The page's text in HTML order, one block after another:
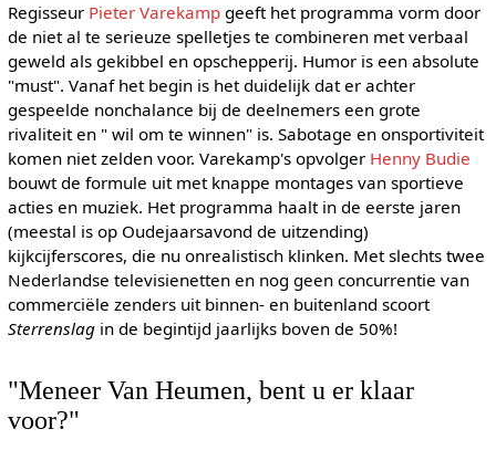
Regisseur Pieter Varekampgeeft het programma vorm door
de niet al te serieuze spelletjes te combineren met verbaal
geweld als gekibbel en opschepperij. Humor is een absolute
"must". Vanaf het begin is het duidelijk dat er achter
gespeelde nonchalance bij de deelnemers een grote
rivaliteit en " wil om te winnen" is. Sabotage en onsportiviteit
komen niet zelden voor. Varekamp's opvolger Henny Budie
bouwt de formule uit met knappe montages van sportieve
acties en muziek. Het programma haalt in de eerste jaren
(meestal is op Oudejaarsavond de uitzending)
kijkcijferscores, die nu onrealistisch klinken. Met slechts twee
Nederlandse televisienetten en nog geen concurrentie van
commerciële zenders uit binnen- en buitenland scoort
Sterrenslagin de begintijd jaarlijks boven de 50%!
"Meneer Van Heumen, bent u er klaar
voor?"